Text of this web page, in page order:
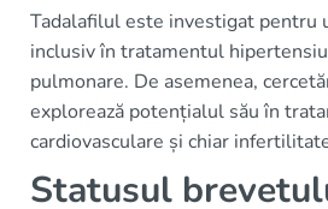
Tadalafilul este investigat pentru
inclusiv în tratamentul
pulmonare. De asemenea,
explorează potențialul său în
cardiovasculare și chiar
Statusul